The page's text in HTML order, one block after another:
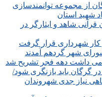
از مجموعه توانمندسازی
شهید استان
شاهد و ایثارگر در
کار شهرداری قرار گرفت
شهر گردهم آمدند
داشت دهه فجر تشریح شد
گرگان باید بازنگری شود/
نیاز جدی شهروندان